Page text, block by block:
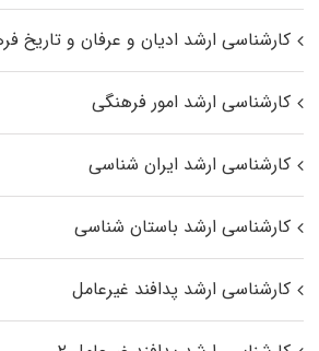
کارشناسی ارشد ادیان و عرفان و تاریخ
کارشناسی ارشد امور فرهنگی
کارشناسی ارشد ایران شناسی
کارشناسی ارشد باستان شناسی
کارشناسی ارشد پدافند غیرعامل